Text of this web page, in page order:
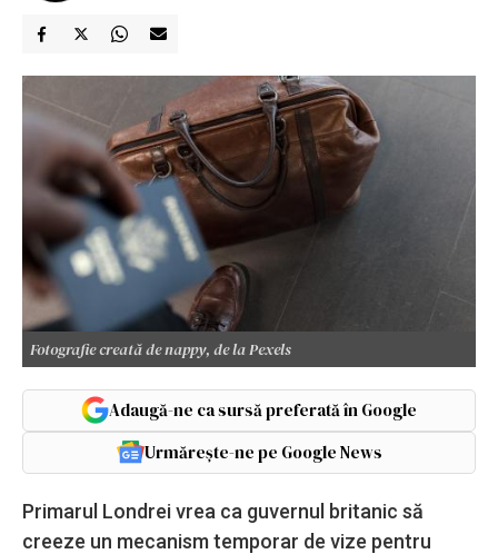
Fotografie creată de nappy, de la Pexels
Adaugă-ne ca sursă preferată în Google
Urmărește-ne pe Google News
Primarul Londrei vrea ca guvernul britanic să
creeze un mecanism temporar de vize pentru